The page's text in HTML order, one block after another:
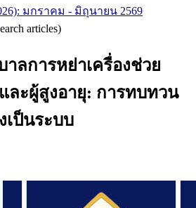
มกราคม - มิถุนายน 2569
articles)
ลการหย่าเครื่องช่วย
ละผู้สูงอายุ: การทบทวน
เป็นระบบ